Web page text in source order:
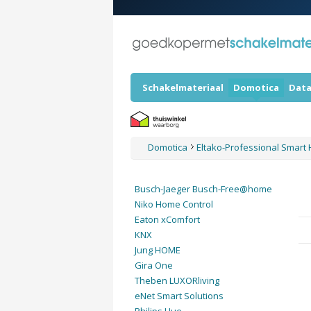
Schakelmateriaal Domotica
Domotica Eltako-Professional Smart
Busch-Jaeger Busch-Free@home
Niko Home Control
Eaton xComfort
KNX
Jung HOME
Gira One
Theben LUXORliving
eNet Smart Solutions